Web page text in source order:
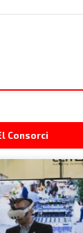
Consorci